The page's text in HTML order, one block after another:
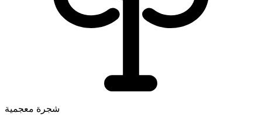
شجرة معجمية